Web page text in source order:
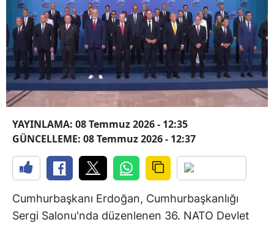
YAYINLAMA: 08 Temmuz 2026 - 12:35
GÜNCELLEME: 08 Temmuz 2026 - 12:37
Cumhurbaşkanı Erdoğan, Cumhurbaşkanlığı
Sergi Salonu'nda düzenlenen 36. NATO Devlet